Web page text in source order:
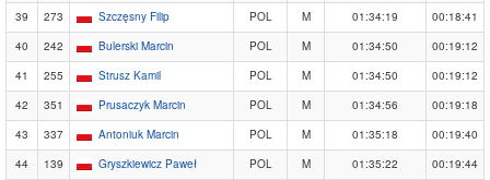
39
273 Szczęsny Filip POL M 01:34:19
00:18:41
40
242 Bulerski Marcin POL M 01:34:50
00:19:12
41
255 Strusz Kamil POL M 01:34:50
00:19:12
42
351 Prusaczyk Marcin POL M 01:34:56
00:19:18
43
337 Antoniuk Marcin POL M 01:35:18
00:19:40
44
139 Gryszkiewicz Paweł POL M 01:35:22
00:19:44